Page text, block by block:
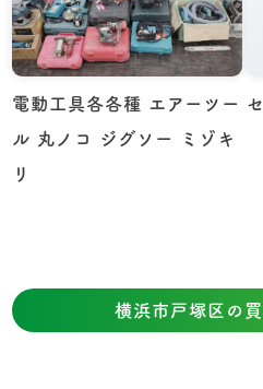
電動工具各各種 エアーツー
ル 丸ノコ ジグソー ミゾキ
リ
横浜市戸塚区の